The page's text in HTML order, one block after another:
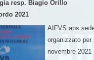
resp. Biagio Orillo
2021
AIFVS aps
organizzato per
novembre